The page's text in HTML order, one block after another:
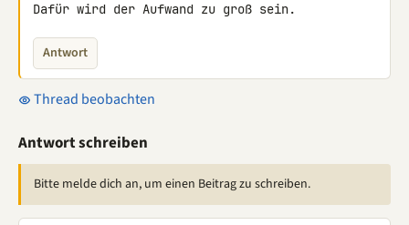
Dafür wird der Aufwand zu groß sein.
Antwort
Thread beobachten
Antwort schreiben
Bitte melde dich an, um einen Beitrag zu schreiben.